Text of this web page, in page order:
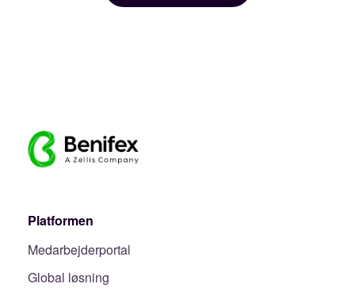
Platformen
Medarbejderportal
Global løsning